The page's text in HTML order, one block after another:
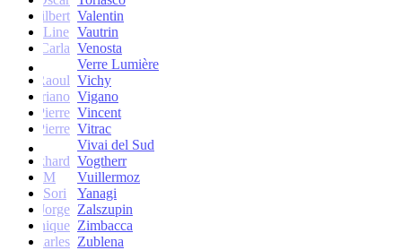
Gilbert Valentin
Line Vautrin
Carla Venosta
Verre Lumière
Raoul Vichy
Vittoriano Vigano
Jean-Pierre Vincent
Jean-Pierre Vitrac
Vivai del Sud
Burkhard Vogtherr
M
Vuillermoz
Sori
Yanagi
Jorge Zalszupin
Dominique Zimbacca
Charles Zublena